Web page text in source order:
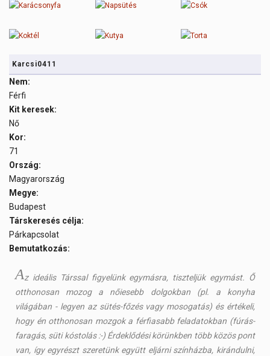
Karcsi0411
Nem:
Férfi
Kit keresek:
Nő
Kor:
71
Ország:
Magyarország
Megye:
Budapest
Társkeresés célja:
Párkapcsolat
Bemutatkozás:
Az ideális Társsal figyelünk egymásra, tiszteljük egymást. Ő
otthonosan mozog a nőiesebb dolgokban (pl. a konyha
világában - legyen az sütés-főzés vagy mosogatás) és értékeli,
hogy én otthonosan mozgok a férfiasabb feladatokban (fúrás-
faragás, süti kóstolás :-) Érdeklődési körünkben több közös pont
van, így egyrészt szeretünk együtt eljárni színházba, kirándulni,